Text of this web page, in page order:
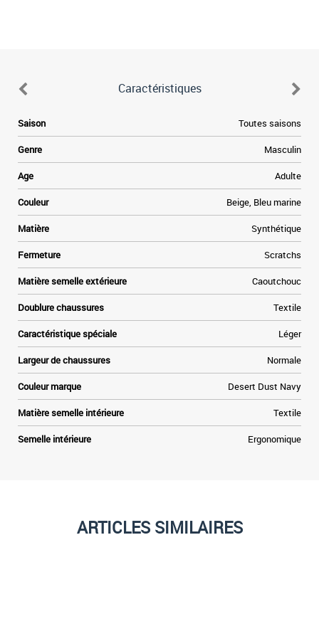
Caractéristiques
Saison Toutes saisons
Genre Masculin
Age Adulte
Couleur Beige, Bleu marine
Matière Synthétique
Fermeture Scratchs
Matière semelle extérieure Caoutchouc
Doublure chaussures Textile
Caractéristique spéciale Léger
Largeur de chaussures Normale
Couleur marque Desert Dust Navy
Matière semelle intérieure Textile
Semelle intérieure Ergonomique
ARTICLES SIMILAIRES